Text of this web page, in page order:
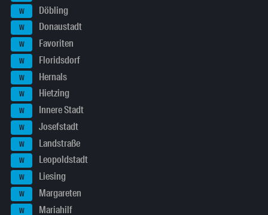
W Döbling
W Donaustadt
W Favoriten
W Floridsdorf
W Hernals
W Hietzing
W Innere Stadt
W Josefstadt
W Landstraße
W Leopoldstadt
W Liesing
W Margareten
W Mariahilf